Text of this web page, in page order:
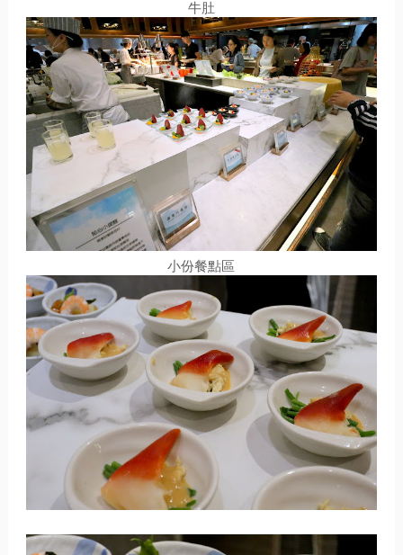
牛肚
小份餐點區